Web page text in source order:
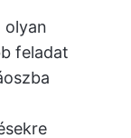
olyan
feladat